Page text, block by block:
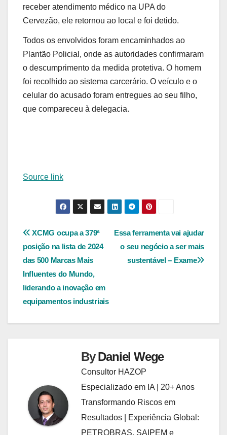
receber atendimento médico na UPA do
Cervezão, ele retornou ao local e foi detido.
Todos os envolvidos foram encaminhados ao
Plantão Policial, onde as autoridades confirmaram
o descumprimento da medida protetiva. O homem
foi recolhido ao sistema carcerário. O veículo e o
celular do acusado foram entregues ao seu filho,
que compareceu à delegacia.
Source link
Navegação
de
Post
Essa ferramenta vai ajudar
o seu negócio a ser mais
sustentável – Exame
XCMG ocupa a 379ª
posição na lista de 2024
das 500 Marcas Mais
Influentes do Mundo,
liderando a inovação em
equipamentos industriais
ByDaniel Wege
Consultor HAZOP
Especializado em IA | 20+ Anos
Transformando Riscos em
Resultados | Experiência Global:
PETROBRAS, SAIPEM e